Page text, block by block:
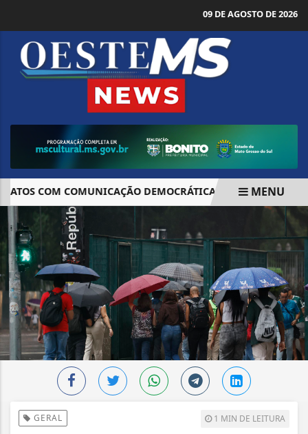
09 DE AGOSTO DE 2026
COM COMUNICAÇÃO DEMOCRÁTICA MPF
EM ALTA
MENU
GERAL 1 MIN DE LEITURA